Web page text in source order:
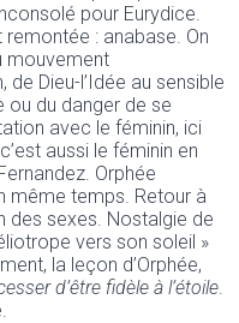
pour Eurydice.
: anabase. On
mouvement
Dieu-l’Idée au sensible
ou du danger de se
avec le féminin, ici
aussi le féminin en
Orphée
même temps. Retour à
des sexes. Nostalgie de
vers son soleil »
la leçon d’Orphée,
d’être fidèle à l’étoile